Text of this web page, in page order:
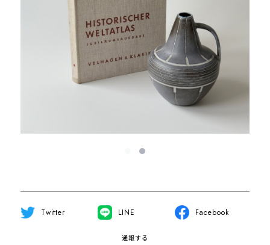
Twitter LINE Facebook
通報する